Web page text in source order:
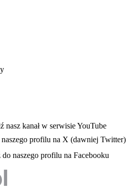
nowej karcie
się w nowej karcie
nasz kanał w serwisie YouTube
karcie
naszego profilu na X (dawniej Twitter)
się w nowej karcie
do naszego profilu na Facebooku